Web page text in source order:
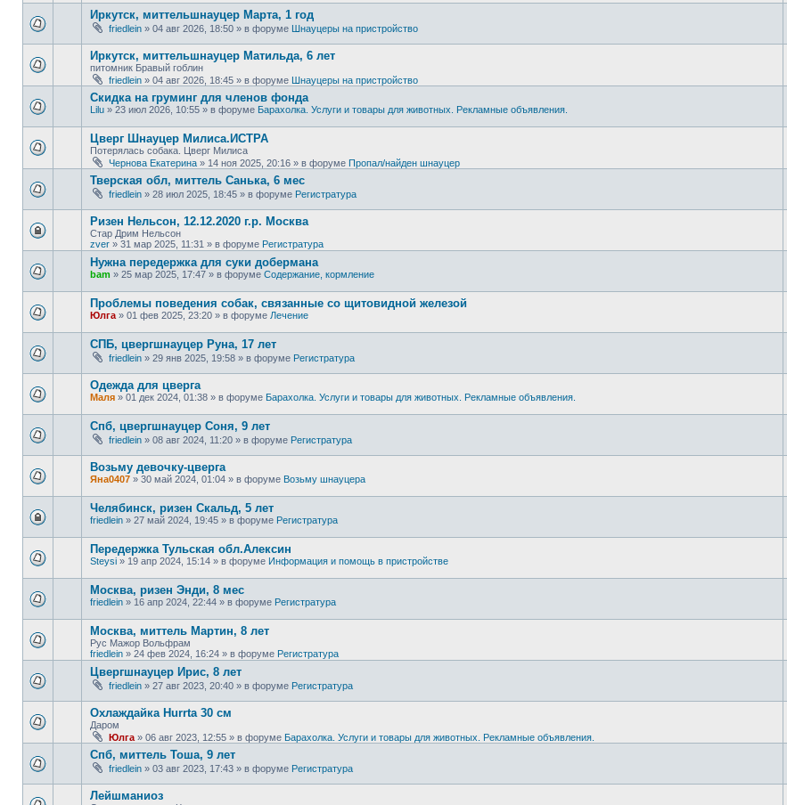
Иркутск, миттельшнауцер Марта, 1 год
friedlein » 04 авг 2026, 18:50 » в форуме Шнауцеры на пристройство
Иркутск, миттельшнауцер Матильда, 6 лет
питомник Бравый гоблин
friedlein » 04 авг 2026, 18:45 » в форуме Шнауцеры на пристройство
Скидка на груминг для членов фонда
Lilu » 23 июл 2026, 10:55 » в форуме Барахолка. Услуги и товары для животных. Рекламные объявления.
Цверг Шнауцер Милиса.ИСТРА
Потерялась собака. Цверг Милиса
Чернова Екатерина » 14 ноя 2025, 20:16 » в форуме Пропал/найден шнауцер
Тверская обл, миттель Санька, 6 мес
friedlein » 28 июл 2025, 18:45 » в форуме Регистратура
Ризен Нельсон, 12.12.2020 г.р. Москва
Стар Дрим Нельсон
zver » 31 мар 2025, 11:31 » в форуме Регистратура
Нужна передержка для суки добермана
bam » 25 мар 2025, 17:47 » в форуме Содержание, кормление
Проблемы поведения собак, связанные со щитовидной железой
Юлга » 01 фев 2025, 23:20 » в форуме Лечение
СПБ, цвергшнауцер Руна, 17 лет
friedlein » 29 янв 2025, 19:58 » в форуме Регистратура
Одежда для цверга
Маля » 01 дек 2024, 01:38 » в форуме Барахолка. Услуги и товары для животных. Рекламные объявления.
Спб, цвергшнауцер Соня, 9 лет
friedlein » 08 авг 2024, 11:20 » в форуме Регистратура
Возьму девочку-цверга
Яна0407 » 30 май 2024, 01:04 » в форуме Возьму шнауцера
Челябинск, ризен Скальд, 5 лет
friedlein » 27 май 2024, 19:45 » в форуме Регистратура
Передержка Тульская обл.Алексин
Steysi » 19 апр 2024, 15:14 » в форуме Информация и помощь в пристройстве
Москва, ризен Энди, 8 мес
friedlein » 16 апр 2024, 22:44 » в форуме Регистратура
Москва, миттель Мартин, 8 лет
Рус Мажор Вольфрам
friedlein » 24 фев 2024, 16:24 » в форуме Регистратура
Цвергшнауцер Ирис, 8 лет
friedlein » 27 авг 2023, 20:40 » в форуме Регистратура
Охлаждайка Hurrta 30 см
Даром
Юлга » 06 авг 2023, 12:55 » в форуме Барахолка. Услуги и товары для животных. Рекламные объявления.
Спб, миттель Тоша, 9 лет
friedlein » 03 авг 2023, 17:43 » в форуме Регистратура
Лейшманиоз